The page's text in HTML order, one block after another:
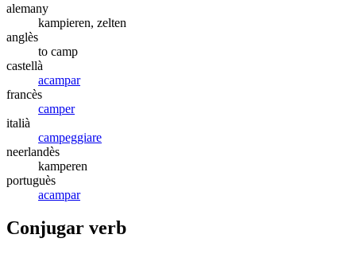
alemany
kampieren, zelten
anglès
to camp
castellà
acampar
francès
camper
italià
campeggiare
neerlandès
kamperen
portuguès
acampar
Conjugar verb